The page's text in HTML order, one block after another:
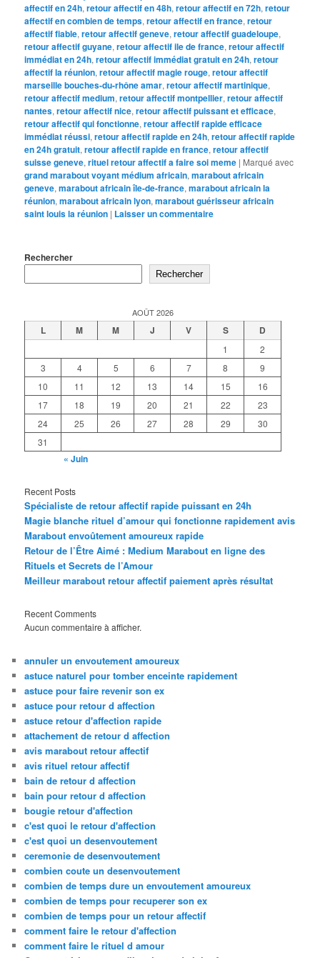
affectif en 24h,retour affectif en 48h,retour affectif en 72h,retour
affectif en combien de temps,retour affectif en france,retour
affectif fiable,retour affectif geneve,retour affectif guadeloupe,
retour affectif guyane,retour affectif ile de france,retour affectif
immédiat en 24h,retour affectif immédiat gratuit en 24h,retour
affectif la réunion,retour affectif magie rouge,retour affectif
marseille bouches-du-rhône amar,retour affectif martinique,
retour affectif medium,retour affectif montpellier,retour affectif
nantes,retour affectif nice,retour affectif puissant et efficace,
retour affectif qui fonctionne,retour affectif rapide efficace
immédiat réussi,retour affectif rapide en 24h,retour affectif rapide
en 24h gratuit,retour affectif rapide en france,retour affectif
suisse geneve,rituel retour affectif a faire soi meme | Marqué avec
grand marabout voyant médium africain,marabout africain
geneve,marabout africain île-de-france,marabout africain la
réunion,marabout africain lyon,marabout guérisseur africain
saint louis la réunion | Laisser un commentaire
Rechercher
Rechercher
AOÛT 2026
L M M J V S D
1
2
3
4 5 6 7 8
9
10
11 12 13 14 15
16
17
18 19 20 21 22
23
24
25 26 27 28 29
30
31
« Juin
Recent Posts
Spécialiste de retour affectif rapide puissant en 24h
Magie blanche rituel d’amour qui fonctionne rapidement avis
Marabout envoûtement amoureux rapide
Retour de l’Être Aimé : Medium Marabout en ligne des
Rituels et Secrets de l’Amour
Meilleur marabout retour affectif paiement après résultat
Recent Comments
Aucun commentaire à afficher.
annuler un envoutement amoureux
astuce naturel pour tomber enceinte rapidement
astuce pour faire revenir son ex
astuce pour retour d affection
astuce retour d'affection rapide
attachement de retour d affection
avis marabout retour affectif
avis rituel retour affectif
bain de retour d affection
bain pour retour d affection
bougie retour d'affection
c'est quoi le retour d'affection
c'est quoi un desenvoutement
ceremonie de desenvoutement
combien coute un desenvoutement
combien de temps dure un envoutement amoureux
combien de temps pour recuperer son ex
combien de temps pour un retour affectif
comment faire le retour d'affection
comment faire le rituel d amour